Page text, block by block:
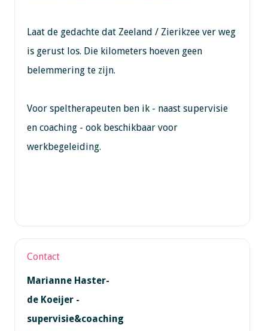
Laat de gedachte dat Zeeland / Zierikzee ver weg
is gerust los. Die kilometers hoeven geen
belemmering te zijn.
Voor speltherapeuten ben ik - naast supervisie
en coaching - ook beschikbaar voor
werkbegeleiding.
Contact
Marianne Haster-
de Koeijer -
supervisie&coaching